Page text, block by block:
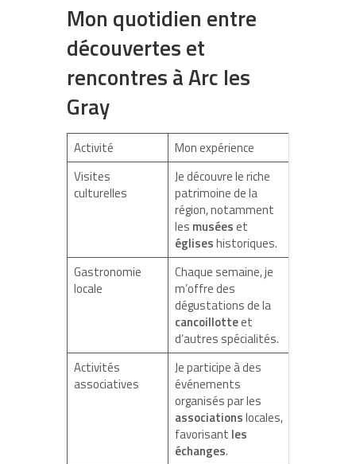
Mon quotidien entre
découvertes et
rencontres à Arc les
Gray
Activité
Mon expérience
Visites
culturelles
Je découvre le riche
patrimoine de la
région, notamment
les muséeset
égliseshistoriques.
Gastronomie
locale
Chaque semaine, je
m’offre des
dégustations de la
cancoillotteet
d’autres spécialités.
Activités
associatives
Je participe à des
événements
organisés par les
associationslocales,
favorisant les
échanges.